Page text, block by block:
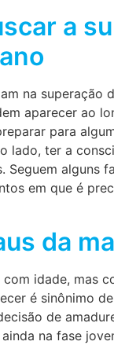
a
na superação
aparecer ao
para
lado, ter a
Seguem alguns
em que é
da
com idade, mas
é sinônimo
de
na fase